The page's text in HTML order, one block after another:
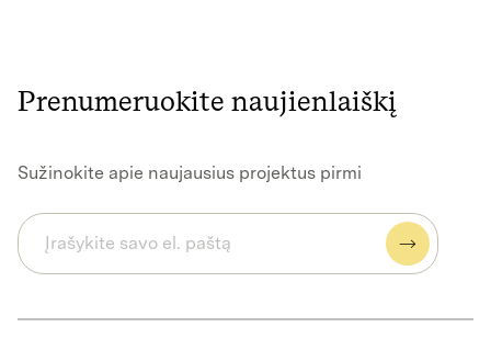
Prenumeruokite naujienlaiškį
Sužinokite apie naujausius projektus pirmi